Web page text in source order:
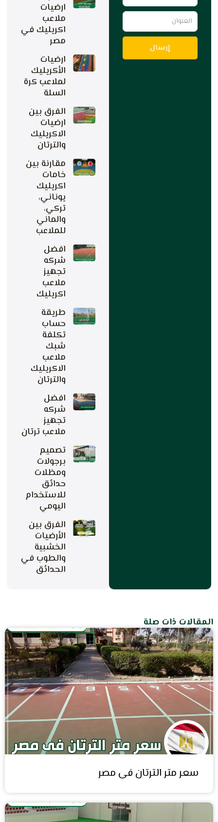
العنوان
إرسال
ارضيات
ملاعب
اكريليك في
مصر
ارضيات
الأكريليك
لملاعب كرة
السلة
الفرق بين
ارضيات
الاكريليك
والترتان
مقارنة بين
خامات
اكريليك
يوناني،
تركي،
والماني
للملاعب
افضل
شركه
تجهيز
ملاعب
اكريليك
طريقة
حساب
تكلفة
شبك
ملاعب
الاكريليك
والترتان
افضل
شركه
تجهيز
ملاعب ترتان
تصميم
برجولات
ومظلات
حدائق
للاستخدام
اليومي
الفرق بين
الأرضيات
الخشبية
والطوب في
الحدائق
المقالات ذات صلة
سعر متر الترتان فى مصر